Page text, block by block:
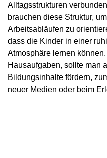
Alltagsstrukturen
brauchen diese Struktur,
Arbeitsabläufen zu
dass die Kinder in einer
Atmosphäre lernen
Hausaufgaben, sollte man
Bildungsinhalte fördern,
neuer Medien oder beim